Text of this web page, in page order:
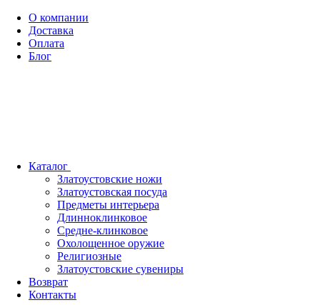
О компании
Доставка
Оплата
Блог
Каталог
Златоустовские ножи
Златоустовская посуда
Предметы интерьера
Длинноклинковое
Средне-клинковое
Охолощенное оружие
Религиозные
Златоустовские сувениры
Возврат
Контакты